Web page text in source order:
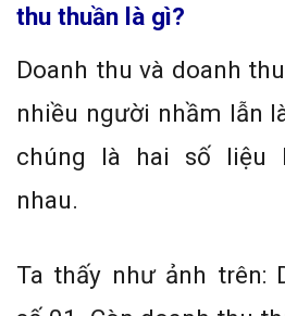
thu thuần là gì?
Doanh thu và doanh
nhiều người nhầm lẫn
chúng là hai số liệu
nhau.
Ta thấy như ảnh trên: